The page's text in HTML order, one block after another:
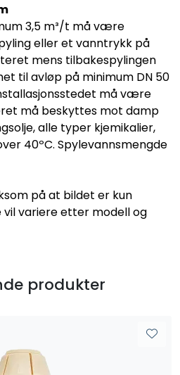
3,5 m³/t må være
eller et vanntrykk på
mens tilbakespylingen
til avløp på minimum DN 50
må være
må beskyttes mot damp
alle typer kjemikalier,
40ºC. Spylevannsmengde
på at bildet er kun
vil variere etter modell og
produkter